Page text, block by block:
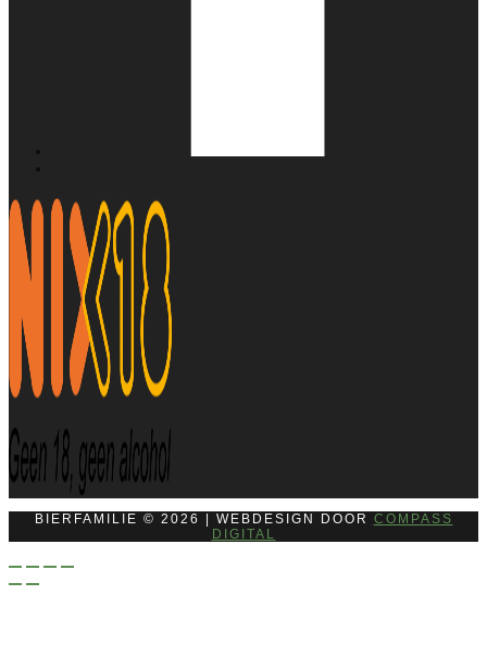
BIERFAMILIE © 2026 | WEBDESIGN DOOR COMPASS
DIGITAL